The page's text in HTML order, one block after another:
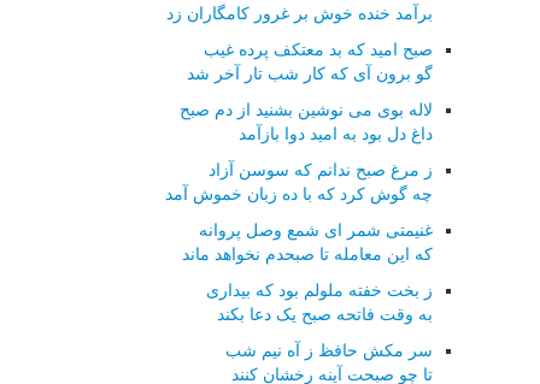
برآمد خنده خوش بر غرور کامگاران زد
صبح امید که بد معتکف پرده غیب
گو برون آی که کار شب تار آخر شد
لاله بوی می نوشین بشنید از دم صبح
داغ دل بود به امید دوا بازآمد
ز مرغ صبح ندانم که سوسن آزاد
چه گوش کرد که با ده زبان خموش آمد
غنیمتی شمر ای شمع وصل پروانه
که این معامله تا صبحدم نخواهد ماند
ز بخت خفته ملولم بود که بیداری
به وقت فاتحه صبح یک دعا بکند
سر مکش حافظ ز آه نیم شب
تا چو صبحت آینه رخشان کنند